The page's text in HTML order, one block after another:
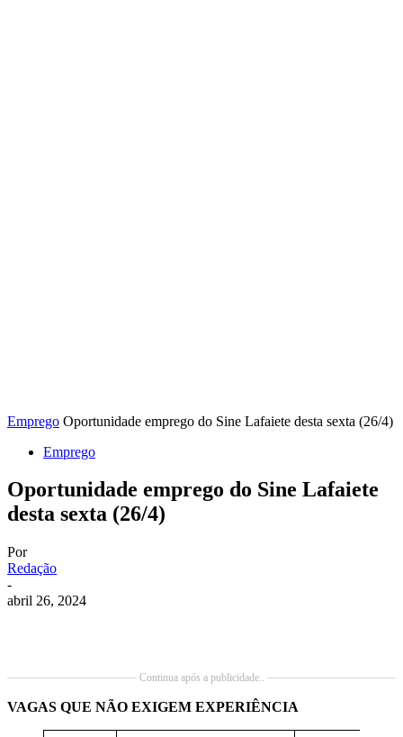
Emprego Oportunidade emprego do Sine Lafaiete desta sexta (26/4)
Emprego
Oportunidade emprego do Sine Lafaiete
desta sexta (26/4)
Por
Redação
-
abril 26, 2024
Continua após a publicidade..
VAGAS QUE NÃO EXIGEM EXPERIÊNCIA